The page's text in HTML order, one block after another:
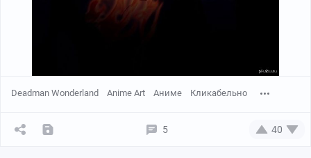
Deadman Wonderland Anime Art Аниме Кликабельно
5 40